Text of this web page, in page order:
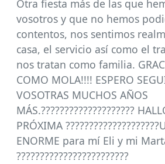
Otra fiesta más de las que
vosotros y que no hemos
contentos, nos sentimos
casa, el servicio así como el
nos tratan como familia.
COMO MOLA!!!! ESPERO
VOSOTRAS MUCHOS AÑOS
MÁS.????????????????????
PRÓXIMA
ENORME para mí Eli y mi
????????????????????????